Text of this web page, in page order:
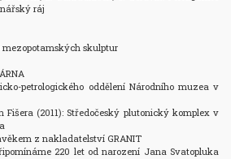
ráj
skulptur
petrologického oddělení Národního muzea v
Fišera (2011): Středočeský plutonický komplex v
z nakladatelství GRANIT
220 let od narození Jana Svatopluka